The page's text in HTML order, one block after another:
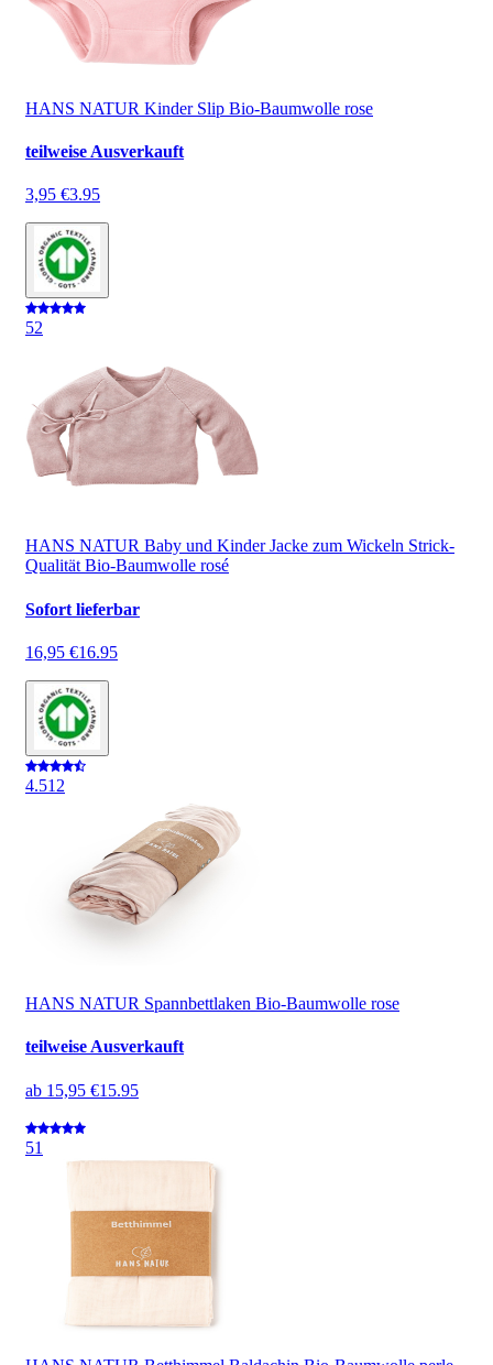
HANS NATUR Kinder Slip Bio-Baumwolle rose
teilweise Ausverkauft
3,95 €3.95
52
HANS NATUR Baby und Kinder Jacke zum Wickeln Strick-
Qualität Bio-Baumwolle rosé
Sofort lieferbar
16,95 €16.95
4.512
HANS NATUR Spannbettlaken Bio-Baumwolle rose
teilweise Ausverkauft
ab 15,95 €15.95
51